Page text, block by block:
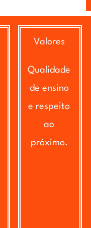
Valores
Qualidade
de ensino
e respeito
ao
próximo.